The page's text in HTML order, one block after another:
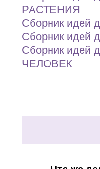
РАСТЕНИЯ
Сборник идей
Сборник идей
Сборник идей
ЧЕЛОВЕК